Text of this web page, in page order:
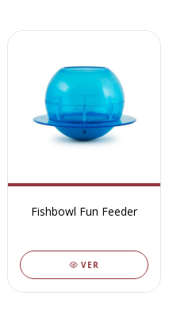
Fishbowl Fun Feeder
VER